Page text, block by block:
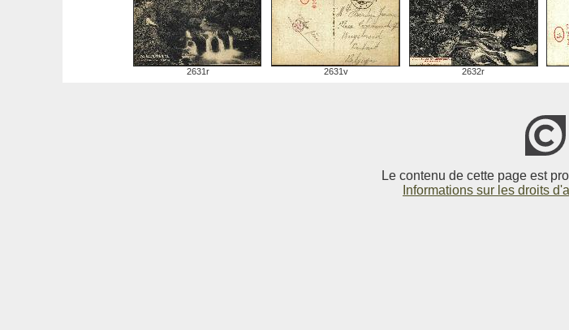
2631r 2631v 2632r
Le contenu de cette page est
Informations sur les droits